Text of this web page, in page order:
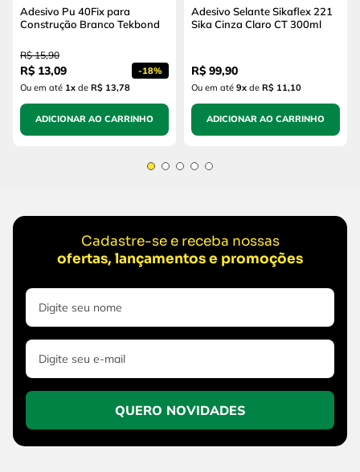
Adesivo Pu 40Fix para
Construção Branco Tekbond
R$ 15,90
R$ 13,09 -18%
Ou em até 1x de R$ 13,78
ADICIONAR AO CARRINHO
Adesivo Selante Sikaflex 221
Sika Cinza Claro CT 300ml
R$ 99,90
Ou em até 9x de R$ 11,10
ADICIONAR AO CARRINHO
Cadastre-se e receba nossas
ofertas, lançamentos e promoções
QUERO NOVIDADES